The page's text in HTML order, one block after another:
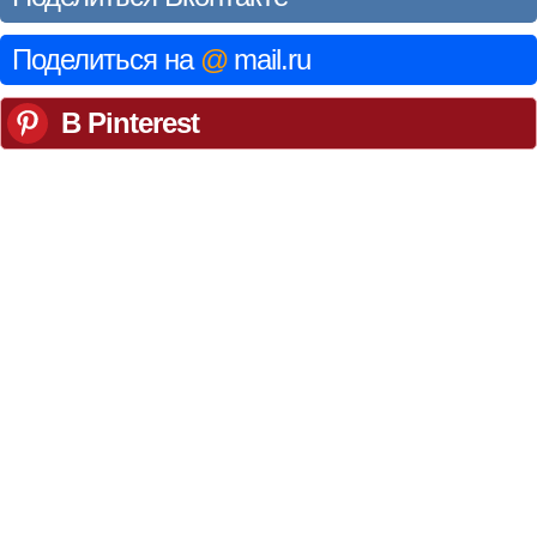
Поделиться на @ mail.ru
В Pinterest